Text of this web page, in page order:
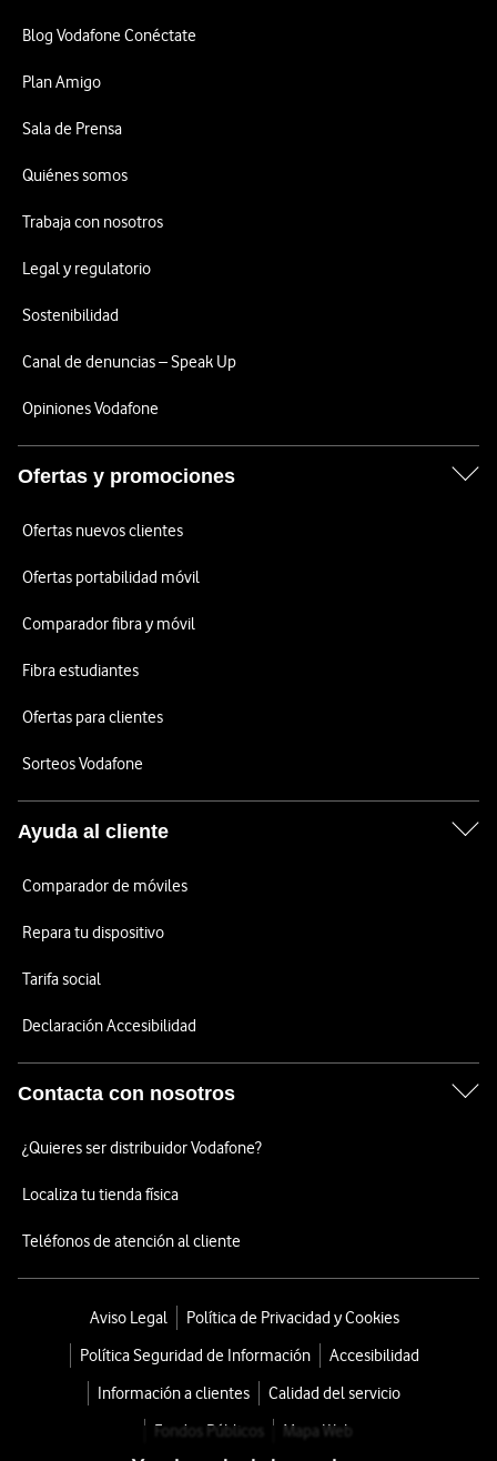
Blog Vodafone Conéctate
Plan Amigo
Sala de Prensa
Quiénes somos
Trabaja con nosotros
Legal y regulatorio
Sostenibilidad
Canal de denuncias – Speak Up
Opiniones Vodafone
Ofertas y promociones
Ofertas nuevos clientes
Ofertas portabilidad móvil
Comparador fibra y móvil
Fibra estudiantes
Ofertas para clientes
Sorteos Vodafone
Ayuda al cliente
Comparador de móviles
Repara tu dispositivo
Tarifa social
Declaración Accesibilidad
Contacta con nosotros
¿Quieres ser distribuidor Vodafone?
Localiza tu tienda física
Teléfonos de atención al cliente
Aviso Legal
Política de Privacidad y Cookies
Política Seguridad de Información
Accesibilidad
Información a clientes
Calidad del servicio
Fondos Públicos
Mapa Web